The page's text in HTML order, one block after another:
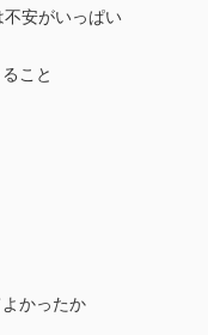
安がいっぱい
こと
かったか